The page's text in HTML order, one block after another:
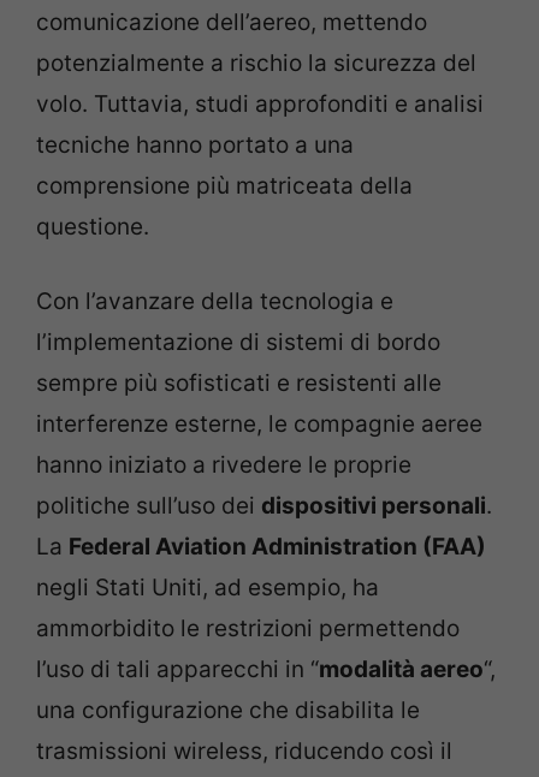
comunicazione dell’aereo, mettendo
potenzialmente a rischio la sicurezza del
volo. Tuttavia, studi approfonditi e analisi
tecniche hanno portato a una
comprensione più matriceata della
questione.
Con l’avanzare della tecnologia e
l’implementazione di sistemi di bordo
sempre più sofisticati e resistenti alle
interferenze esterne, le compagnie aeree
hanno iniziato a rivedere le proprie
politiche sull’uso dei dispositivi personali.
La Federal Aviation Administration (FAA)
negli Stati Uniti, ad esempio, ha
ammorbidito le restrizioni permettendo
l’uso di tali apparecchi in “modalità aereo“,
una configurazione che disabilita le
trasmissioni wireless, riducendo così il